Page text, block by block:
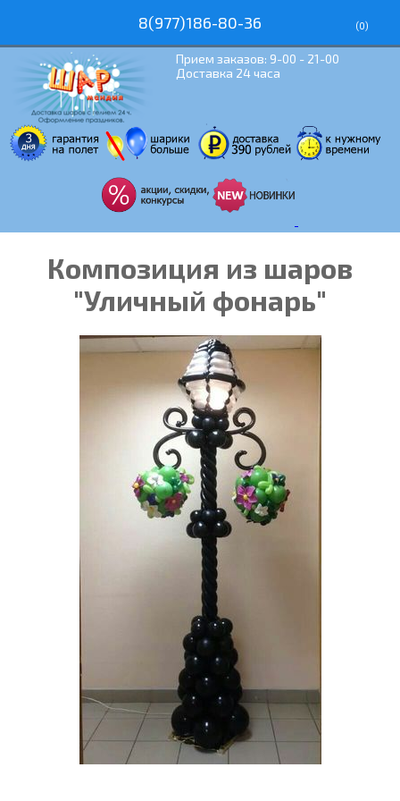
8(977)186-80-36 (0)
Прием заказов: 9-00 - 21-00
Доставка 24 часа
Композиция из шаров
"Уличный фонарь"